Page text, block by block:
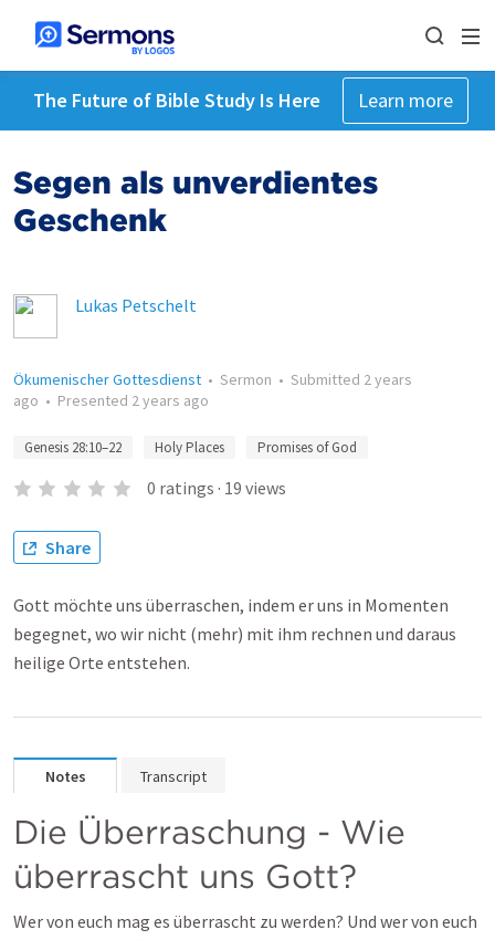
The Future of Bible Study Is Here Learn more
Segen als unverdientes
Geschenk
Lukas Petschelt
Ökumenischer Gottesdienst • Sermon • Submitted 2 years
ago • Presented 2 years ago
Genesis 28:10–22 Holy Places Promises of God
0 ratings · 19 views
Share
Gott möchte uns überraschen, indem er uns in Momenten
begegnet, wo wir nicht (mehr) mit ihm rechnen und daraus
heilige Orte entstehen.
Notes Transcript
Die Überraschung - Wie
überrascht uns Gott?
Wer von euch mag es überrascht zu werden? Und wer von euch